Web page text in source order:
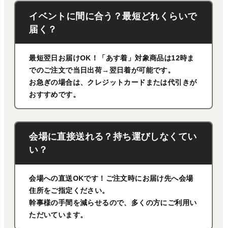
イベントに間に合う？最短どれくらいで
届く？
最短翌日お届けOK！「あす着」対象商品は12時ま
でのご注文で当日出荷→翌日着が可能です。
お急ぎの場合は、クレジットカードまたは代引きが
おすすめです。
会場に直接送れる？持ち運びしなくてい
い？
会場への直送OKです！ご注文時にお届け先へ会場
住所をご指定ください。
幹事様の手間を減らせるので、多くの方にご利用い
ただいています。